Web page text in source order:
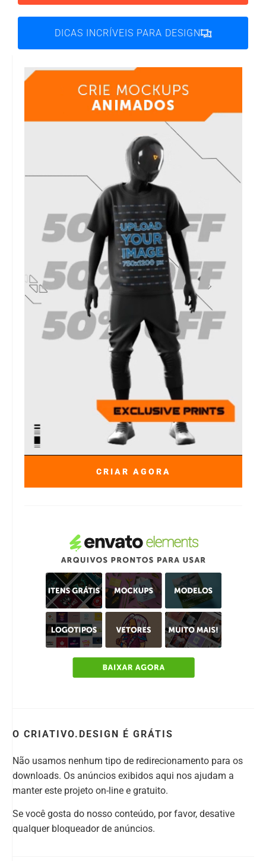
DICAS INCRÍVEIS PARA DESIGN
CRIAR AGORA
O CRIATIVO.DESIGN É GRÁTIS
Não usamos nenhum tipo de redirecionamento para os
downloads. Os anúncios exibidos aqui nos ajudam a
manter este projeto on-line e gratuito.
Se você gosta do nosso conteúdo, por favor, desative
qualquer bloqueador de anúncios.